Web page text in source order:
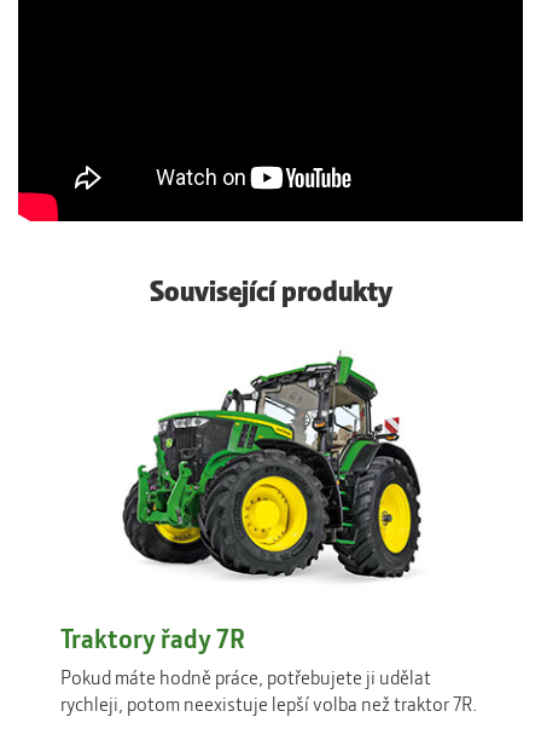
Související produkty
Traktory řady 7R
Pokud máte hodně práce, potřebujete ji udělat
rychleji, potom neexistuje lepší volba než traktor 7R.